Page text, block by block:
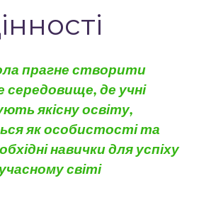
прагне створити
середовище, де учні
якісну освіту,
як особистості та
навички для успіху
світі